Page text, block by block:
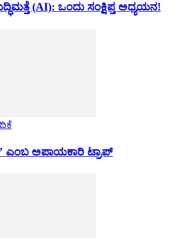
(AI): ಒಂದು ಸಂಕ್ಷಿಪ್ತ ಅಧ್ಯಯನ!
ಎಂಬ ಅಪಾಯಕಾರಿ ಟ್ರಾಪ್